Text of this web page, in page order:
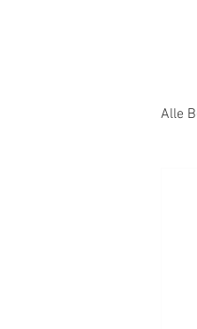
Alle